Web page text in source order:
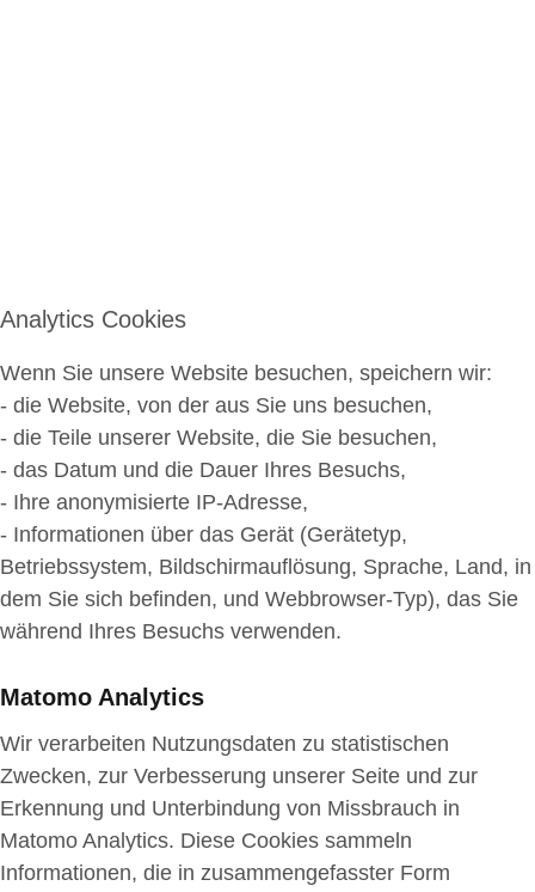
Analytics Cookies
Wenn Sie unsere Website besuchen, speichern wir:
- die Website, von der aus Sie uns besuchen,
- die Teile unserer Website, die Sie besuchen,
- das Datum und die Dauer Ihres Besuchs,
- Ihre anonymisierte IP-Adresse,
- Informationen über das Gerät (Gerätetyp,
Betriebssystem, Bildschirmauflösung, Sprache, Land, in
dem Sie sich befinden, und Webbrowser-Typ), das Sie
während Ihres Besuchs verwenden.
Matomo Analytics
Wir verarbeiten Nutzungsdaten zu statistischen
Zwecken, zur Verbesserung unserer Seite und zur
Erkennung und Unterbindung von Missbrauch in
Matomo Analytics. Diese Cookies sammeln
Informationen, die in zusammengefasster Form